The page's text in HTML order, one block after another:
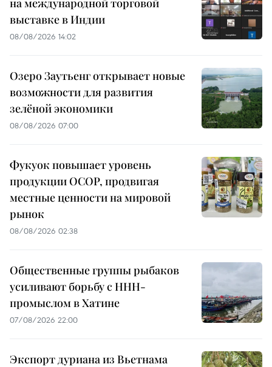
на международной торговой
выставке в Индии
08/08/2026 14:02
Озеро Заутьенг открывает новые
возможности для развития
зелёной экономики
08/08/2026 07:00
Фукуок повышает уровень
продукции OCOP, продвигая
местные ценности на мировой
рынок
08/08/2026 02:38
Общественные группы рыбаков
усиливают борьбу с ННН-
промыслом в Хатине
07/08/2026 22:00
Экспорт дуриана из Вьетнама